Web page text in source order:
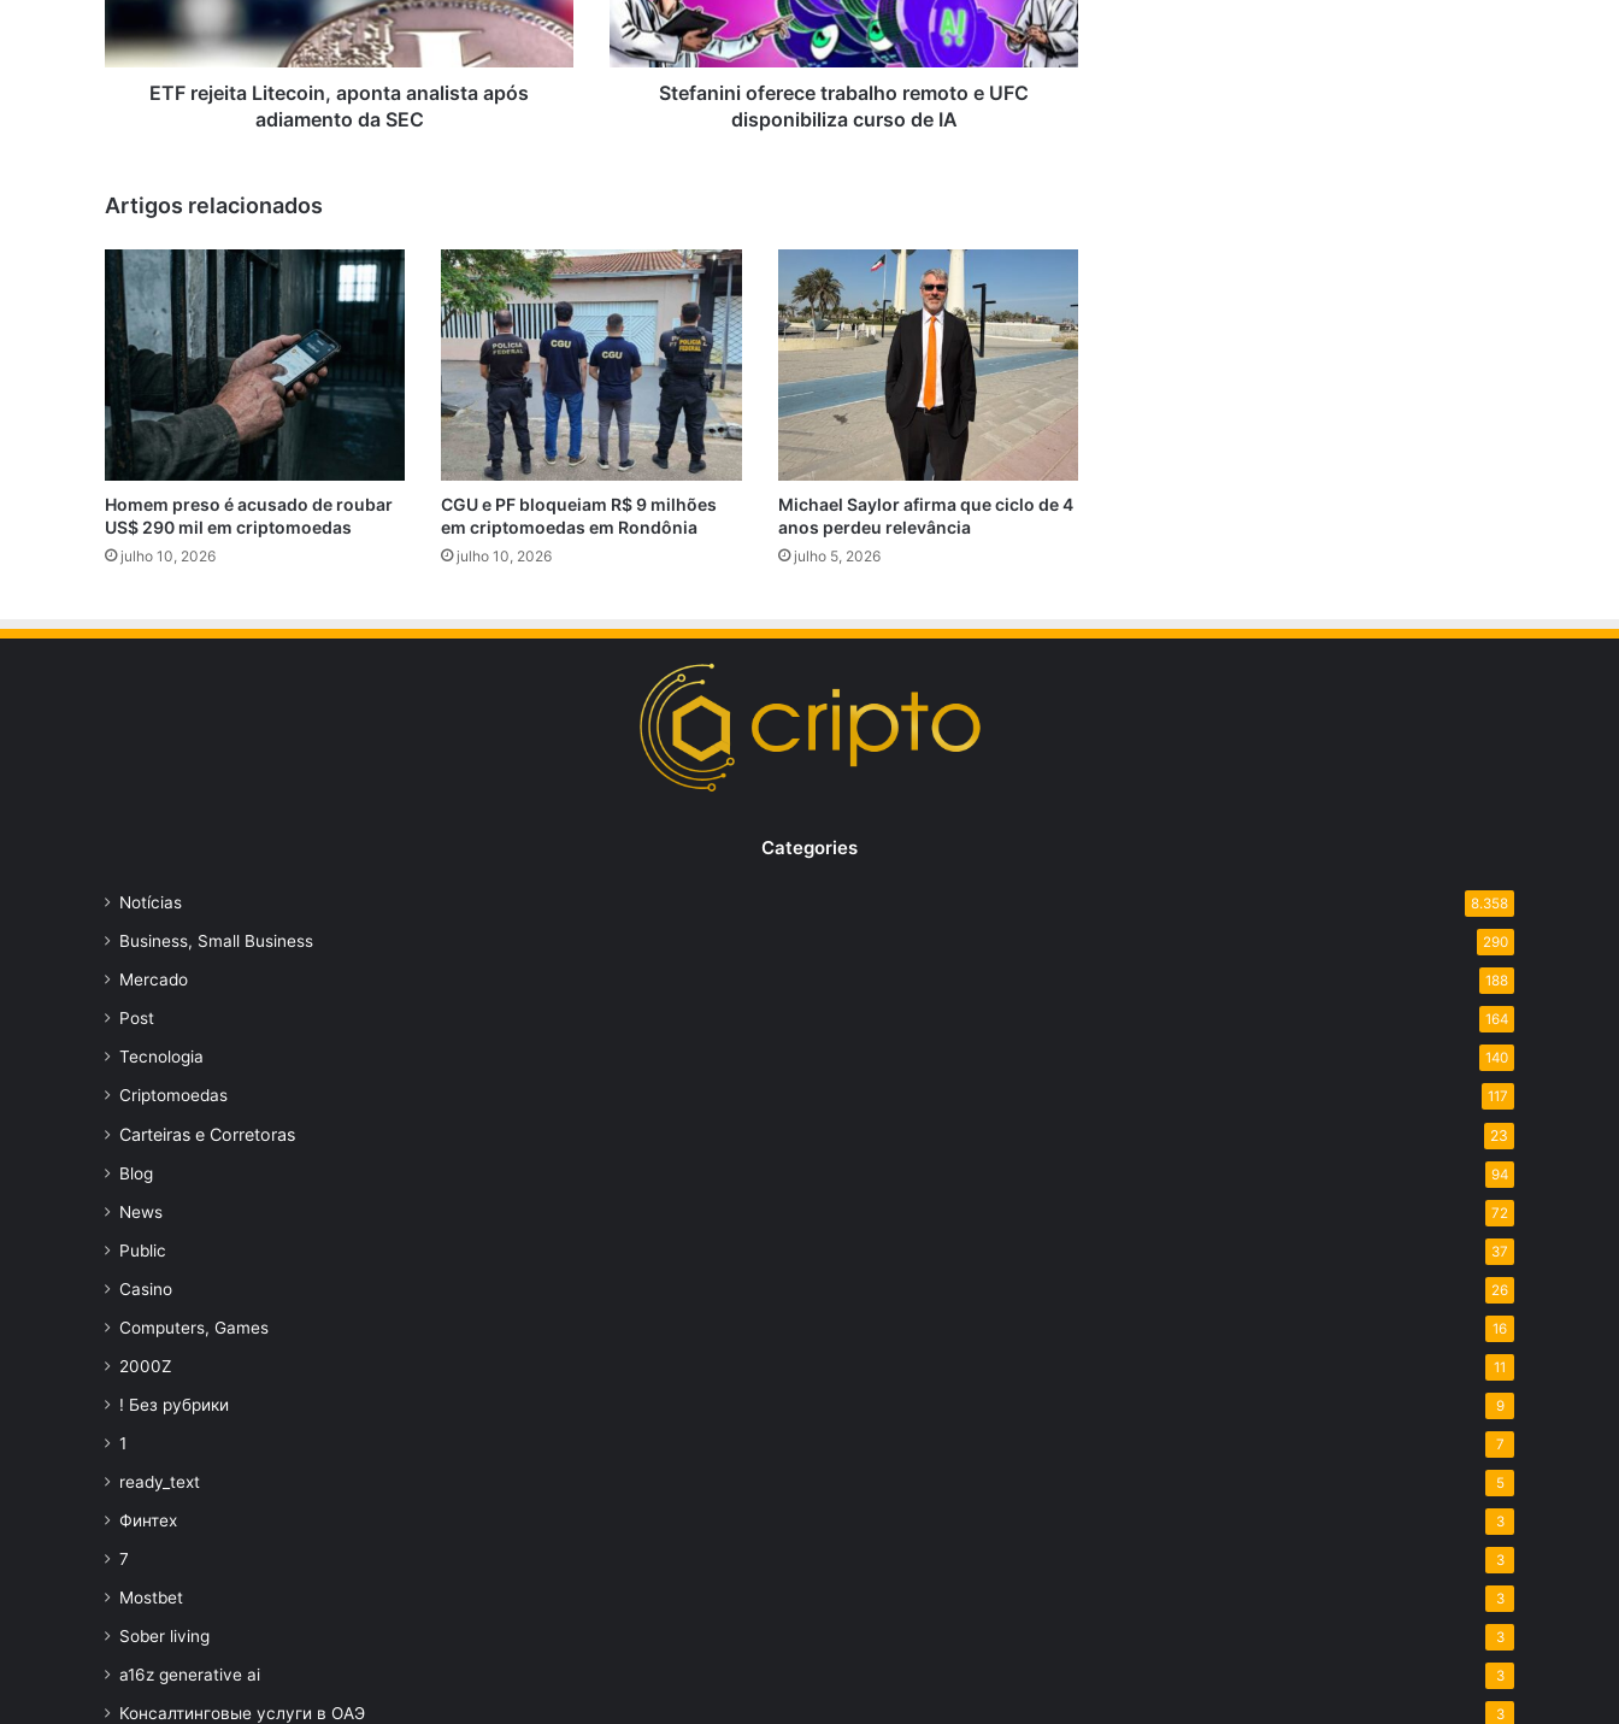
da
SEC
ETF rejeita Litecoin, aponta analista após
adiamento da SEC
disponibiliza
curso
de
Stefanini oferece trabalho remoto e UFC
disponibiliza curso de IA
Artigos relacionados
Homem preso é acusado de roubar
US$ 290 mil em criptomoedas
julho 10, 2026
CGU e PF bloqueiam R$ 9 milhões
em criptomoedas em Rondônia
julho 10, 2026
Michael Saylor afirma que ciclo de 4
anos perdeu relevância
julho 5, 2026
Categories
Notícias 8.358
Business, Small Business 290
Mercado 188
Post 164
Tecnologia 140
Criptomoedas 117
Carteiras e Corretoras 23
Blog 94
News 72
Public 37
Casino 26
Computers, Games 16
2000Z 11
! Без рубрики 9
1 7
ready_text 5
Финтех 3
7 3
Mostbet 3
Sober living 3
a16z generative ai 3
Консалтинговые услуги в ОАЭ 3